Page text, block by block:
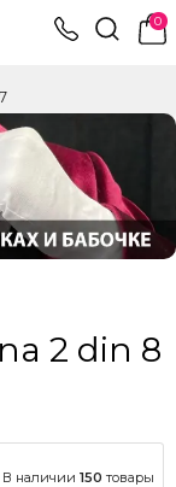
0
2 din 8
В наличии 150 товары